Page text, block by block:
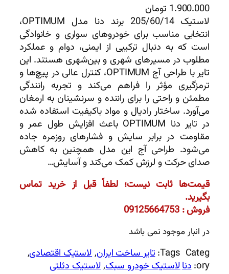
1.900.000 تومان
لاستیک 205/60/14 برند دنا مدل OPTIMUM،
انتخابی مناسب برای خودروهای سواری و خانوادگی
است که به دنبال ترکیبی از ایمنی، دوام و عملکرد
مطلوب در مسیرهای شهری و بین‌شهری هستند. این
تایر با طراحی آج OPTIMUM، کنترل عالی در پیچ‌ها و
ترمزگیری مؤثر را فراهم می‌کند و تجربه رانندگی
مطمئن و راحتی را برای راننده و سرنشینان به ارمغان
می‌آورد. ساختار رادیال و مواد باکیفیت استفاده شده
در تایر دنا OPTIMUM باعث افزایش طول عمر و
مقاومت در برابر سایش و فشارهای روزمره جاده
می‌شود. طراحی آج این مدل همچنین به کاهش
صدای حرکت و لرزش کمک می‌کند و آسایش…
قیمت‌ها ثابت نیست؛ لطفاً قبل از خرید تماس
بگیرید.
فروش : 09125664753
در انبار موجود نمی باشد
Categ
ory: دنا
Tags: تایر ساخت ایران, لاستیک اقتصادی,
لاستیک خودرو سبک, لاستیک دئلتی